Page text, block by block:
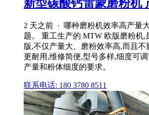
新型碳酸钙雷蒙磨粉机
2 天之前 · 哪种磨粉机效率高产量
题。 重工生产的 MTW 欧版磨粉机,
版,不仅产量大、磨粉效率高,而且不
更耐用,维修简便,型号多样,细度可
产量和粉体细度的要求。
联系电话: 180 3780 8511